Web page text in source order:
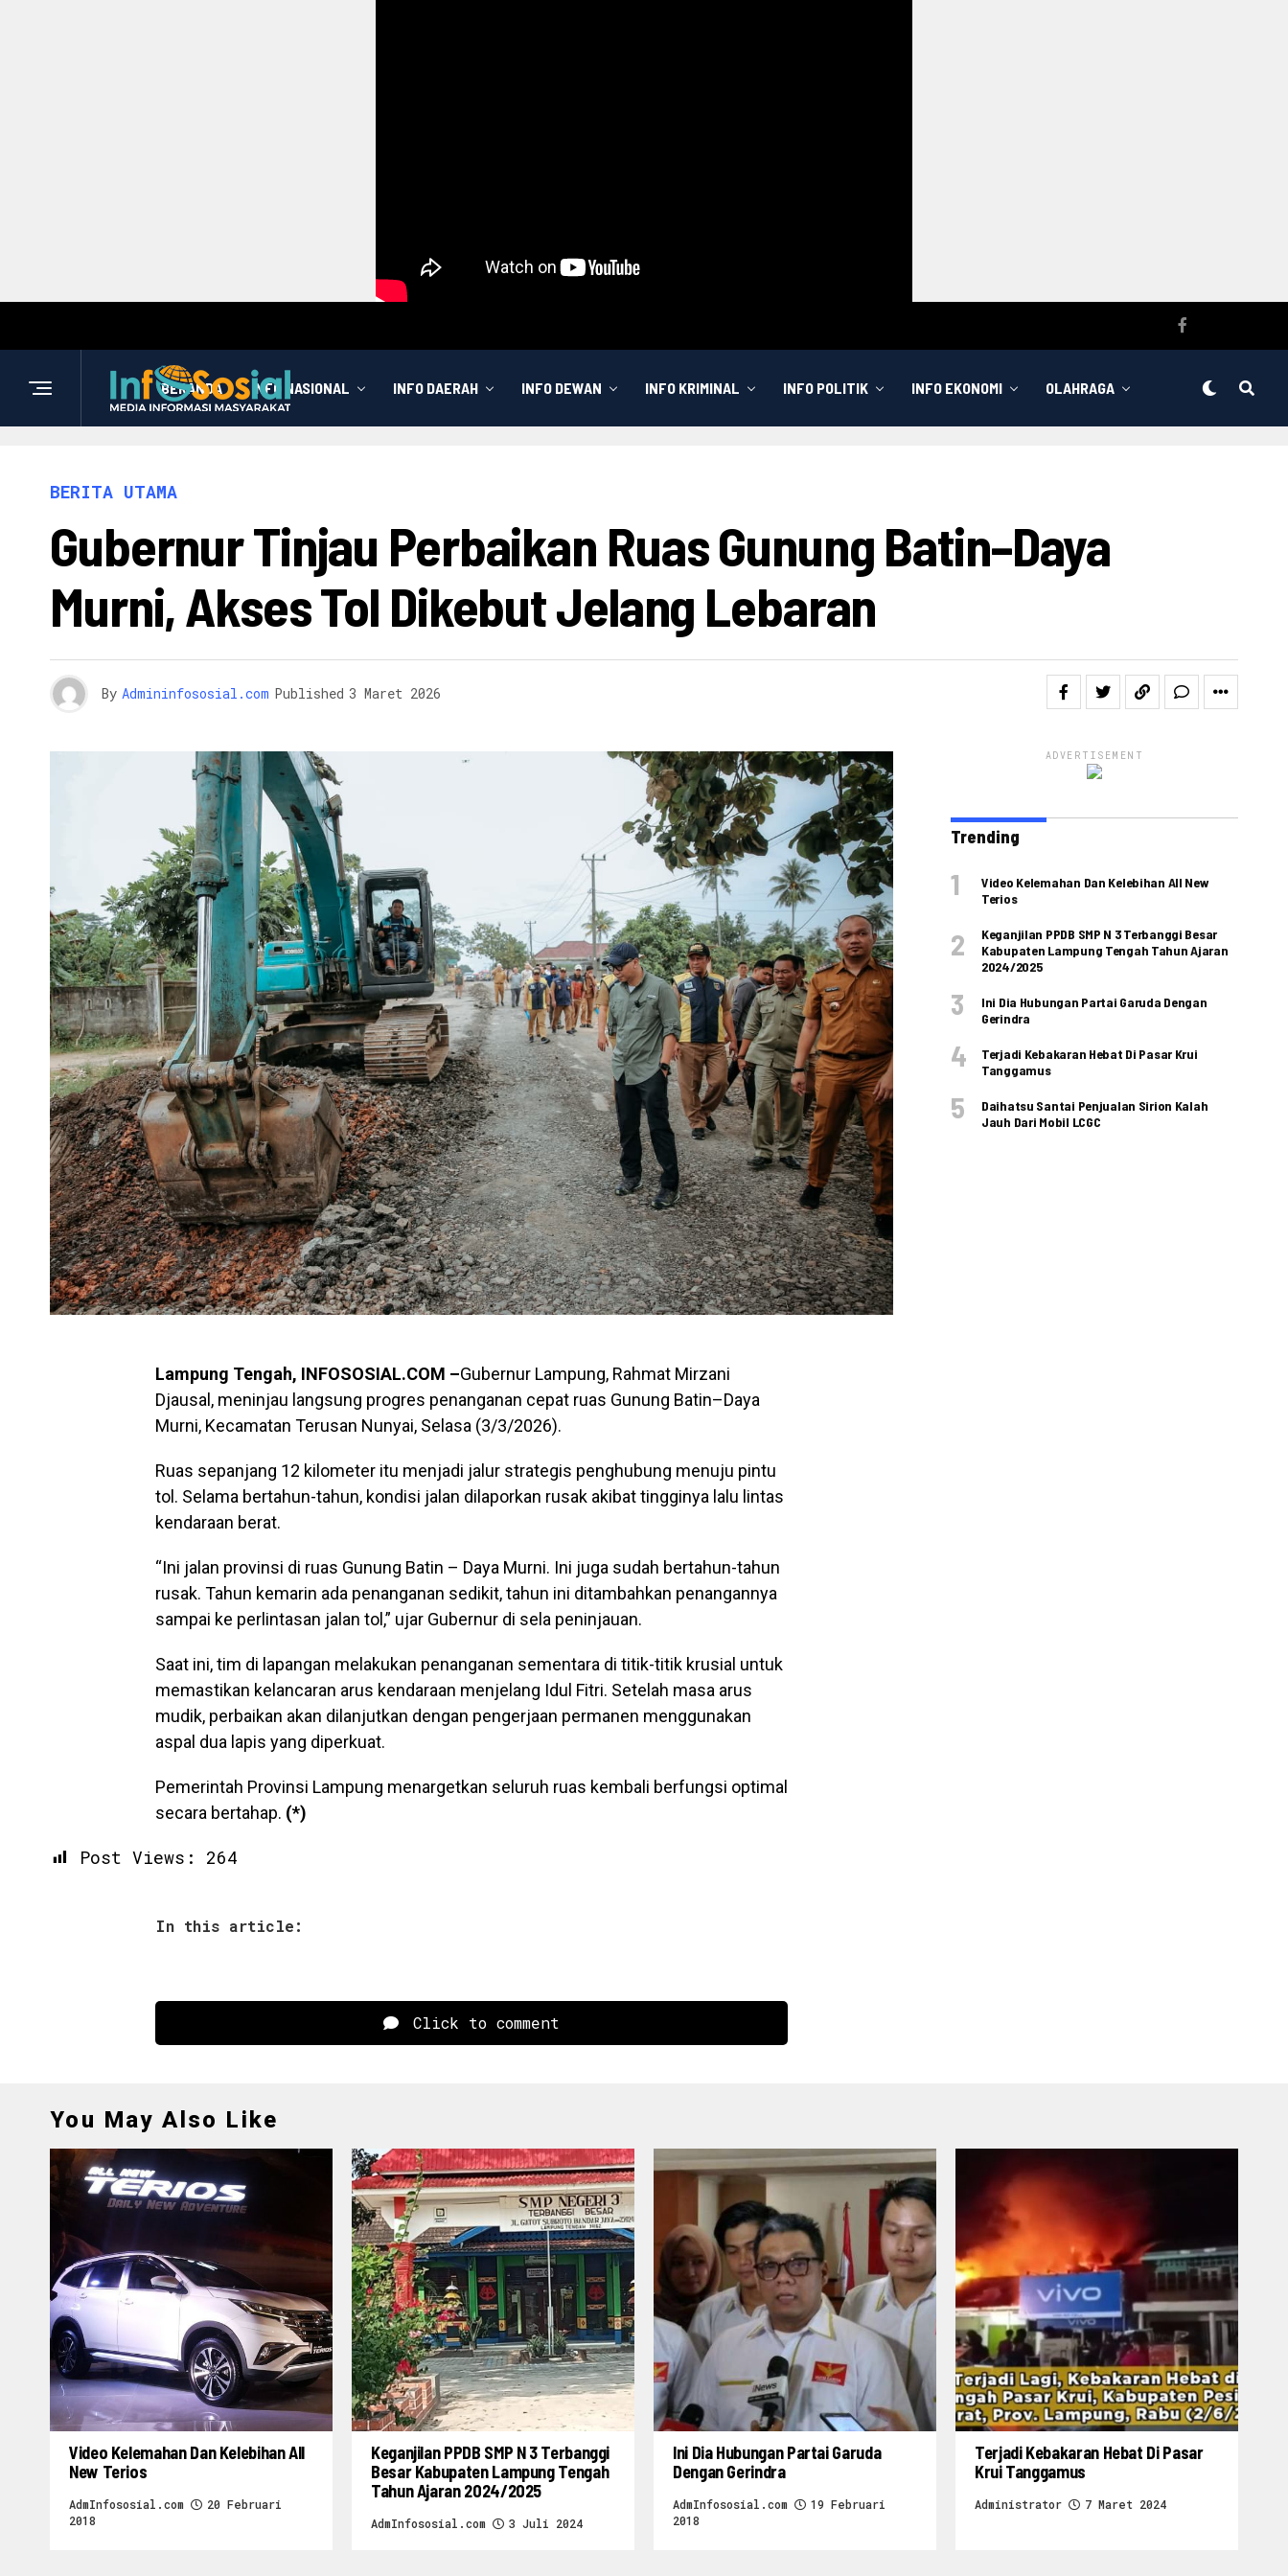
BERANDA INFO NASIONAL INFO DAERAH INFO DEWAN INFO KRIMINAL INFO POLITIK INFO EKONOMI OLAHRAGA
BERITA UTAMA
Gubernur Tinjau Perbaikan Ruas Gunung Batin–Daya
Murni, Akses Tol Dikebut Jelang Lebaran
By Admininfososial.com Published 3 Maret 2026
Lampung Tengah, INFOSOSIAL.COM –Gubernur Lampung, Rahmat Mirzani
Djausal, meninjau langsung progres penanganan cepat ruas Gunung Batin–Daya
Murni, Kecamatan Terusan Nunyai, Selasa (3/3/2026).
Ruas sepanjang 12 kilometer itu menjadi jalur strategis penghubung menuju pintu
tol. Selama bertahun-tahun, kondisi jalan dilaporkan rusak akibat tingginya lalu lintas
kendaraan berat.
“Ini jalan provinsi di ruas Gunung Batin – Daya Murni. Ini juga sudah bertahun-tahun
rusak. Tahun kemarin ada penanganan sedikit, tahun ini ditambahkan penangannya
sampai ke perlintasan jalan tol,” ujar Gubernur di sela peninjauan.
Saat ini, tim di lapangan melakukan penanganan sementara di titik-titik krusial untuk
memastikan kelancaran arus kendaraan menjelang Idul Fitri. Setelah masa arus
mudik, perbaikan akan dilanjutkan dengan pengerjaan permanen menggunakan
aspal dua lapis yang diperkuat.
Pemerintah Provinsi Lampung menargetkan seluruh ruas kembali berfungsi optimal
secara bertahap. (*)
Post Views: 264
In this article:
Click to comment
ADVERTISEMENT
Trending
Video Kelemahan Dan Kelebihan All New
Terios
Keganjilan PPDB SMP N 3 Terbanggi Besar
Kabupaten Lampung Tengah Tahun Ajaran
2024/2025
Ini Dia Hubungan Partai Garuda Dengan
Gerindra
Terjadi Kebakaran Hebat Di Pasar Krui
Tanggamus
Daihatsu Santai Penjualan Sirion Kalah
Jauh Dari Mobil LCGC
You May Also Like
Video Kelemahan Dan Kelebihan All
New Terios
AdmInfososial.com
20 Februari
2018
Keganjilan PPDB SMP N 3 Terbanggi
Besar Kabupaten Lampung Tengah
Tahun Ajaran 2024/2025
AdmInfososial.com 3 Juli 2024
Ini Dia Hubungan Partai Garuda
Dengan Gerindra
AdmInfososial.com
19 Februari
2018
Terjadi Kebakaran Hebat Di Pasar
Krui Tanggamus
Administrator 7 Maret 2024